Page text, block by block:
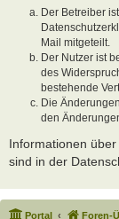
Der Betreiber
Mail mitgeteilt.
Der Nutzer ist
des
bestehende
Die
den
Informationen
sind in der
Portal Foren-